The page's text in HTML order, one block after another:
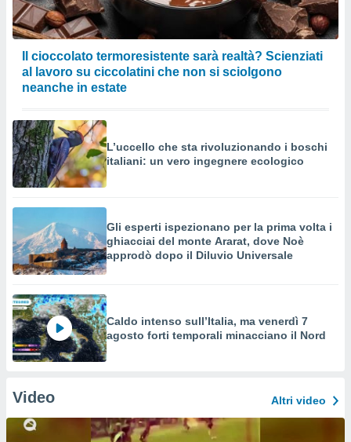
Il cioccolato termoresistente sarà realtà? Scienziati
al lavoro su ciccolatini che non si sciolgono
neanche in estate
L’uccello che sta rivoluzionando i boschi
italiani: un vero ingegnere ecologico
Gli esperti ispezionano per la prima volta i
ghiacciai del monte Ararat, dove Noè
approdò dopo il Diluvio Universale
Caldo intenso sull’Italia, ma venerdì 7
agosto forti temporali minacciano il Nord
Video Altri video